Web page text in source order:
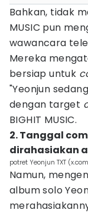
Bahkan, tidak
MUSIC pun
wawancara
Mereka
bersiap untuk
"Yeonjun
dengan target
BIGHIT MUSIC.
2. Tanggal
dirahasiakan
potret Yeonjun TXT
Namun,
album solo